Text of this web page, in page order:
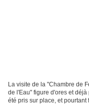
La visite de la "Chambre de
de l'Eau" figure d'ores et
été pris sur place, et pourtant